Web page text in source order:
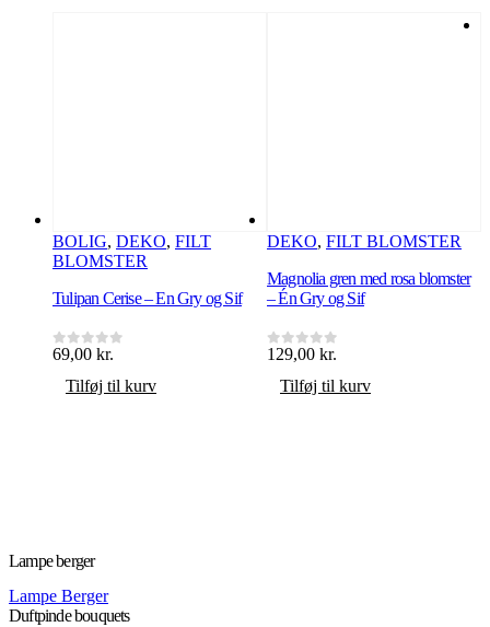
BOLIG, DEKO, FILT
BLOMSTER
Tulipan Cerise – En Gry og Sif
0ud af 5
69,00 kr.
Tilføj til kurv
DEKO, FILT BLOMSTER
Magnolia gren med rosa blomster
– Én Gry og Sif
ud af 5
129,00 kr.
Tilføj til kurv
Lampe berger
Lampe Berger
Duftpinde bouquets